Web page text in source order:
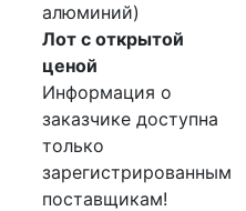
алюминий)
Лот с открытой
ценой
Информация о
заказчике доступна
только
зарегистрированным
поставщикам!